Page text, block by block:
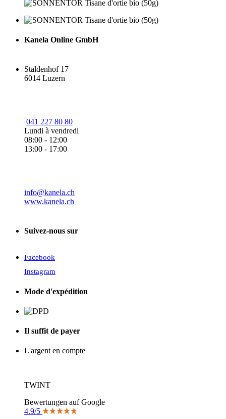
Kanela Online GmbH
Staldenhof 17
6014 Luzern
041 227 80 80
Lundi à vendredi
08:00 - 12:00
13:00 - 17:00
info@kanela.ch
www.kanela.ch
Suivez-nous sur
Facebook
Instagram
Mode d'expédition
Il suffit de payer
L'argent en compte
TWINT
Bewertungen auf Google
4.9/5